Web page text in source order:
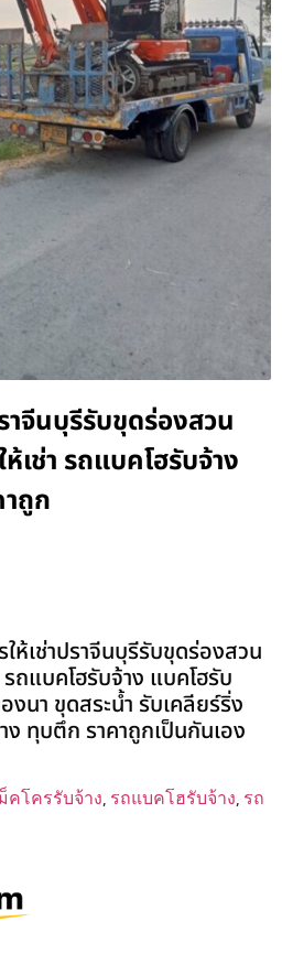
าจีนบุรีรับขุดร่องสวน
เช่า รถแบคโฮรับจ้าง
ถูก
ห้เช่าปราจีนบุรีรับขุดร่องสวน
ถแบคโฮรับจ้าง แบคโฮรับ
นา ขุดสระน้ำ รับเคลียร์ริ่ง
ทุบตึก ราคาถูกเป็นกันเอง
คโครรับจ้าง, รถแบคโฮรับจ้าง, รถ